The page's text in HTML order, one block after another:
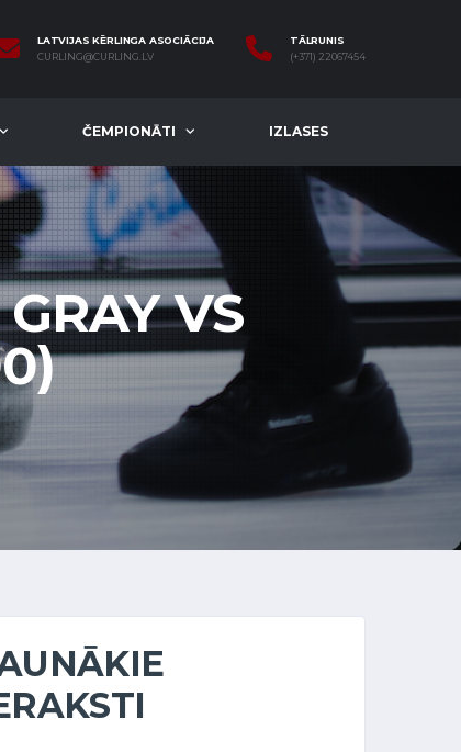
LATVIJAS KĒRLINGA ASOCIĀCIJA
CURLING@CURLING.LV
TĀLRUNIS
(+371) 22067454
ČEMPIONĀTI IZLASES
VS